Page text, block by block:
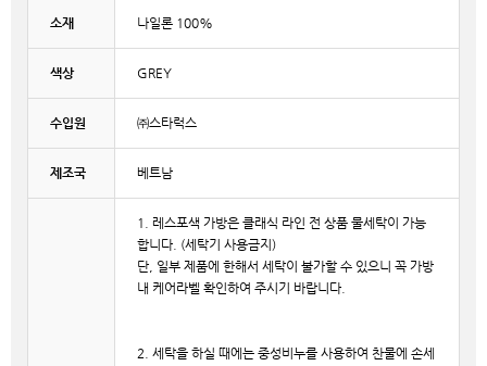
소재 나일론 100%
색상 GREY
수입원 ㈜스타럭스
제조국 베트남
1. 레스포색 가방은 클래식 라인 전 상품 물세탁이 가능
합니다. (세탁기 사용금지)
단, 일부 제품에 한해서 세탁이 불가할 수 있으니 꼭 가방
내 케어라벨 확인하여 주시기 바랍니다.
2. 세탁을 하실 때에는 중성비누를 사용하여 찬물에 손세